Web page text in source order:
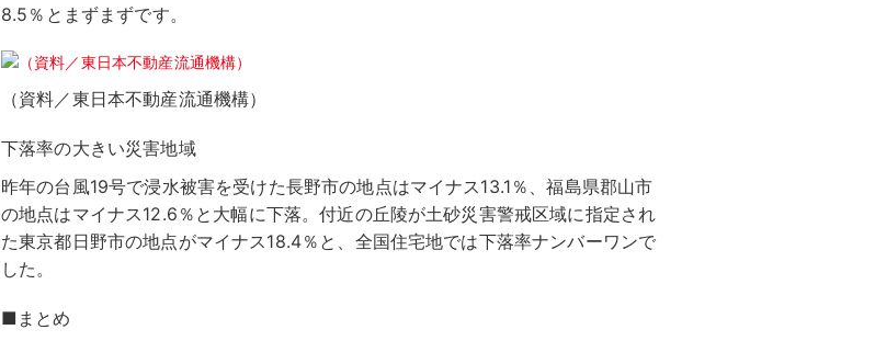
8.5％とまずまずです。
（資料／東日本不動産流通機構）
下落率の大きい災害地域
昨年の台風19号で浸水被害を受けた長野市の地点はマイナス13.1％、福島県郡山市
の地点はマイナス12.6％と大幅に下落。付近の丘陵が土砂災害警戒区域に指定され
た東京都日野市の地点がマイナス18.4％と、全国住宅地では下落率ナンバーワンで
した。
■まとめ